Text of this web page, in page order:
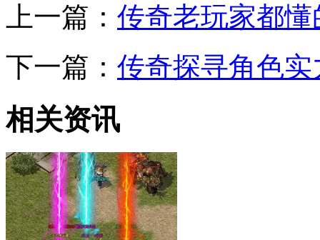
上一篇： 传奇老玩家都
下一篇： 传奇探寻角色
相关资讯